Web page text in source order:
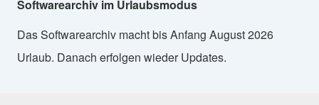
Softwarearchiv im Urlaubsmodus
Das Softwarearchiv macht bis Anfang August 2026
Urlaub. Danach erfolgen wieder Updates.